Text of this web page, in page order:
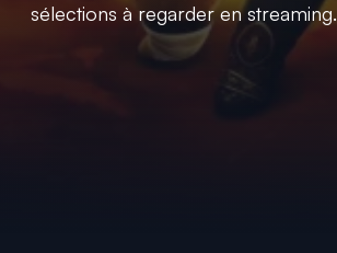
sélections à regarder en streaming.